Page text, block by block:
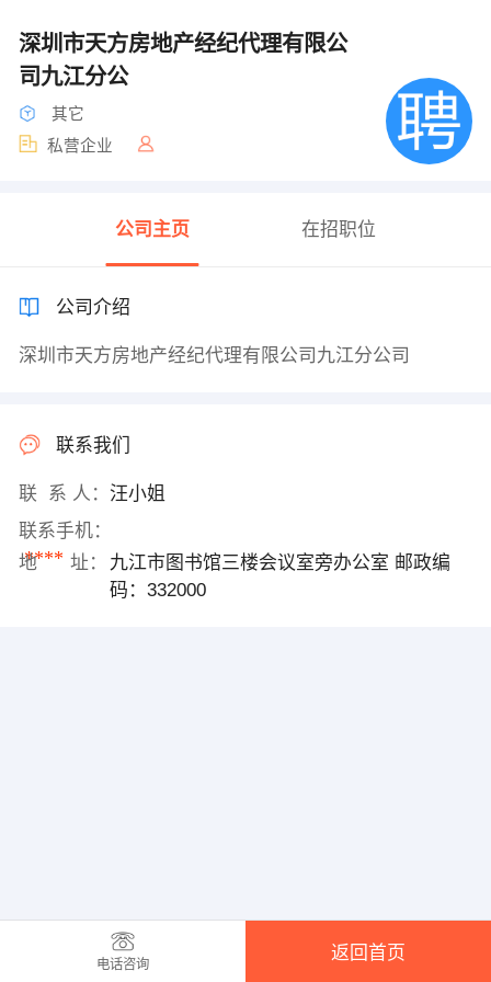
深圳市天方房地产经纪代理有限公
司九江分公
其它
私营企业
公司主页 在招职位
公司介绍
深圳市天方房地产经纪代理有限公司九江分公司
联系我们
联 系 人： 汪小姐
联系手机：
****
地 址：
九江市图书馆三楼会议室旁办公室 邮政编
码：332000
电话咨询
返回首页